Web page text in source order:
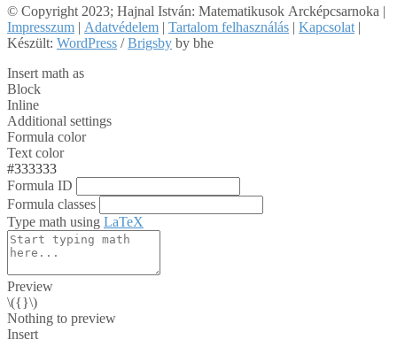
© Copyright 2023; Hajnal István: Matematikusok Arcképcsarnoka |
Impresszum | Adatvédelem | Tartalom felhasználás | Kapcsolat |
Készült: WordPress /Brigsby by bhe
Insert math as
Block
Inline
Additional settings
Formula color
Text color
#333333
Formula ID
Formula classes
Type math using LaTeX
Preview
\({}\)
Nothing to preview
Insert